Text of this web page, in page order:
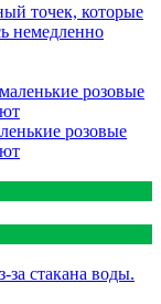
точек, которые
немедленно
розовые
за стакана воды.